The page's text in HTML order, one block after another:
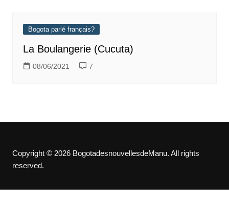
Bogota parlé français?
La Boulangerie (Cucuta)
08/06/2021 7
Copyright © 2026 BogotadesnouvellesdeManu. All rights
reserved.